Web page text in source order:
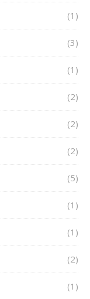
(1)
(3)
(1)
(2)
(2)
(2)
(5)
(1)
(1)
(2)
(1)